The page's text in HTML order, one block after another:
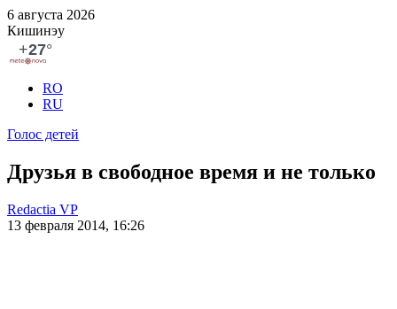
6 августа 2026
Кишинэу
RO
RU
Голос детей
Друзья в свободное время и не только
Redactia VP
13 февраля 2014, 16:26